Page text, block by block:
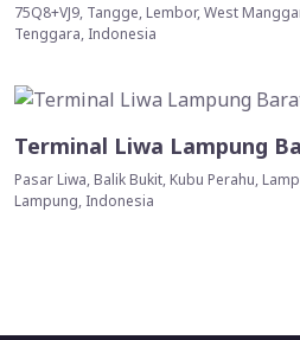
75Q8+VJ9, Tangge, Lembor, West
Tenggara, Indonesia
Terminal Liwa Lampung
Pasar Liwa, Balik Bukit, Kubu Perahu,
Lampung, Indonesia